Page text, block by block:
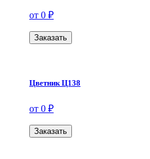
от 0 ₽
Заказать
Цветник Ц138
от 0 ₽
Заказать